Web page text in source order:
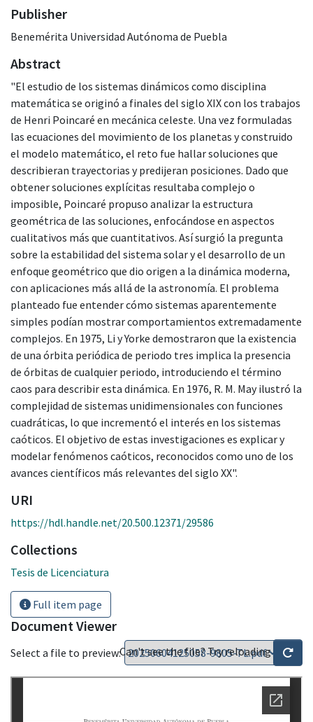
Publisher
Benemérita Universidad Autónoma de Puebla
Abstract
"El estudio de los sistemas dinámicos como disciplina
matemática se originó a finales del siglo XIX con los trabajos
de Henri Poincaré en mecánica celeste. Una vez formuladas
las ecuaciones del movimiento de los planetas y construido
el modelo matemático, el reto fue hallar soluciones que
describieran trayectorias y predijeran posiciones. Dado que
obtener soluciones explícitas resultaba complejo o
imposible, Poincaré propuso analizar la estructura
geométrica de las soluciones, enfocándose en aspectos
cualitativos más que cuantitativos. Así surgió la pregunta
sobre la estabilidad del sistema solar y el desarrollo de un
enfoque geométrico que dio origen a la dinámica moderna,
con aplicaciones más allá de la astronomía. El problema
planteado fue entender cómo sistemas aparentemente
simples podían mostrar comportamientos extremadamente
complejos. En 1975, Li y Yorke demostraron que la existencia
de una órbita periódica de periodo tres implica la presencia
de órbitas de cualquier periodo, introduciendo el término
caos para describir esta dinámica. En 1976, R. M. May ilustró la
complejidad de sistemas unidimensionales con funciones
cuadráticas, lo que incrementó el interés en los sistemas
caóticos. El objetivo de estas investigaciones es explicar y
modelar fenómenos caóticos, reconocidos como uno de los
avances científicos más relevantes del siglo XX".
URI
https://hdl.handle.net/20.500.12371/29586
Collections
Tesis de Licenciatura
Full item page
Document Viewer
Select a file to preview:Can't see the file? Try reloading